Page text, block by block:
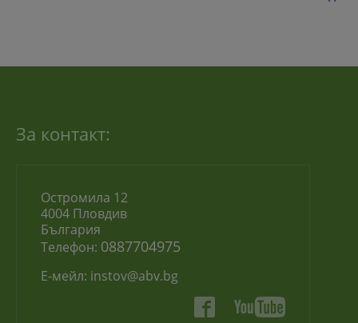
За контакт:
Остромила 12
4004 Пловдив
България
Телефон: 0887704975
Е-мейл: instov@abv.bg